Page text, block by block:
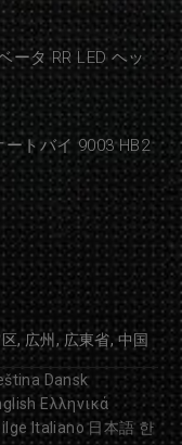
ータ RR LED ヘッ
ートバイ 9003 HB2
, 広州, 広東省, 中国
Dansk
Ελληνικά
Italiano 日本語 한